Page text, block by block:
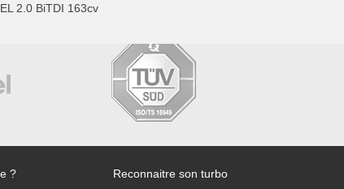
2.0 BiTDI 163cv
?
Reconnaitre son turbo